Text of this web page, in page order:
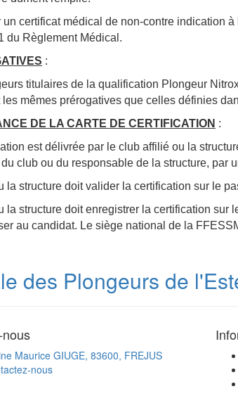
un certificat médical de non-contre indication
du Règlement Médical.
:
titulaires de la qualification Plongeur
les mêmes prérogatives que celles définies
DE LA CARTE DE CERTIFICATION :
est délivrée par le club affilié ou la
club ou du responsable de la structure, par
la structure doit valider la certification sur le
la structure doit enregistrer la certification
au candidat. Le siège national de la
des Plongeurs de
Maurice GIUGE, 83600, FREJUS
nous